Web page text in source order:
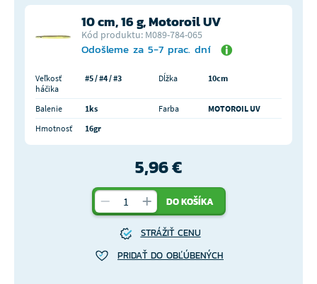
10 cm, 16 g, Motoroil UV
Kód produktu: M089-784-065
Odošleme za 5-7 prac. dní
Veľkosť
háčika
#5 / #4 / #3 Dĺžka 10cm
Balenie 1ks Farba
MOTOROIL UV
Hmotnosť
16gr
5,96 €
DO KOŠÍKA
STRÁŽIŤ CENU
PRIDAŤ DO OBĽÚBENÝCH